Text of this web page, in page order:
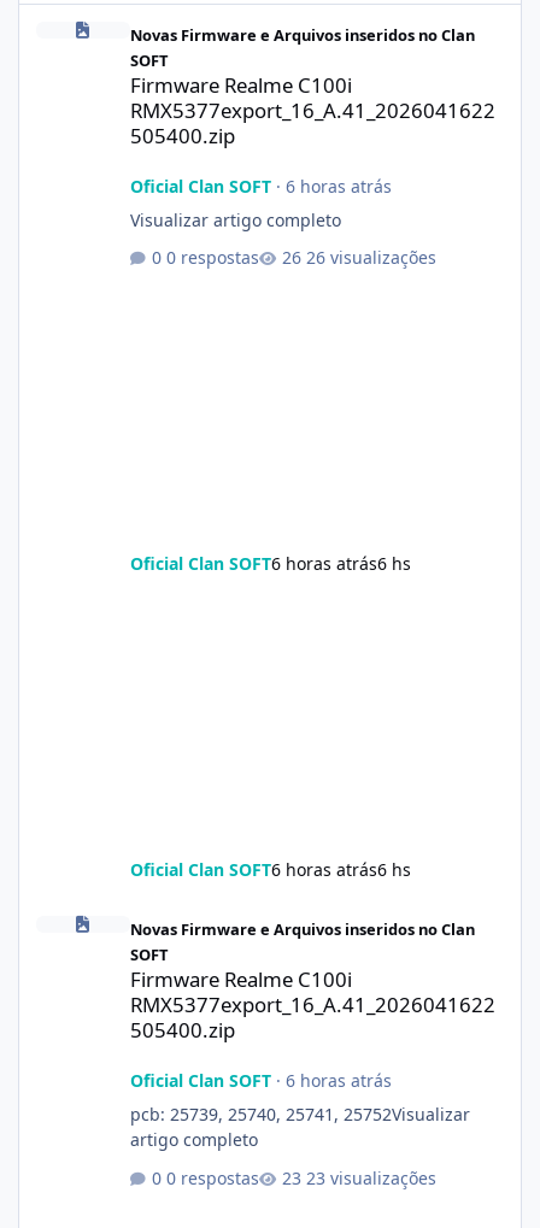
Firmware Realme C100i
Novas Firmware e Arquivos inseridos no Clan
SOFT
Firmware Realme C100i
RMX5377export_16_A.41_2026041622
505400.zip
Oficial Clan SOFT· 6 horas atrás
Visualizar artigo completo
0 respostas
26 visualizações
Oficial Clan SOFT6 horas atrás6 hs
Oficial Clan SOFT6 horas atrás6 hs
Firmware Realme C100i
Novas Firmware e Arquivos inseridos no Clan
SOFT
Firmware Realme C100i
RMX5377export_16_A.41_2026041622
505400.zip
Oficial Clan SOFT· 6 horas atrás
pcb: 25739, 25740, 25741, 25752Visualizar
artigo completo
0 respostas
23 visualizações